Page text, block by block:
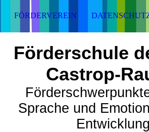
Förderschule
Castrop-
Sprache und
Entwicklung
FÖRDERVEREIN